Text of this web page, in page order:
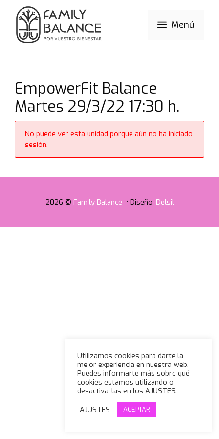
Saltar
contenido
Menú
EmpowerFit Balance
Martes 29/3/22 17:30 h.
No puede ver esta unidad porque aún no ha iniciado
sesión.
2026 © Family Balance • Diseño: Delsil
Utilizamos cookies para darte la
mejor experiencia en nuestra web.
Puedes informarte más sobre qué
cookies estamos utilizando o
desactivarlas en los AJUSTES.
AJUSTES
ACEPTAR